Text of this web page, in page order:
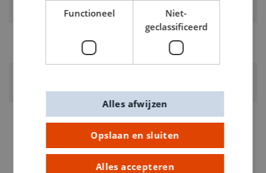
0630066
Functioneel
Niet-
geclassificeerd
Opslaan en sluiten
Alles accepteren
Alles afwijzen